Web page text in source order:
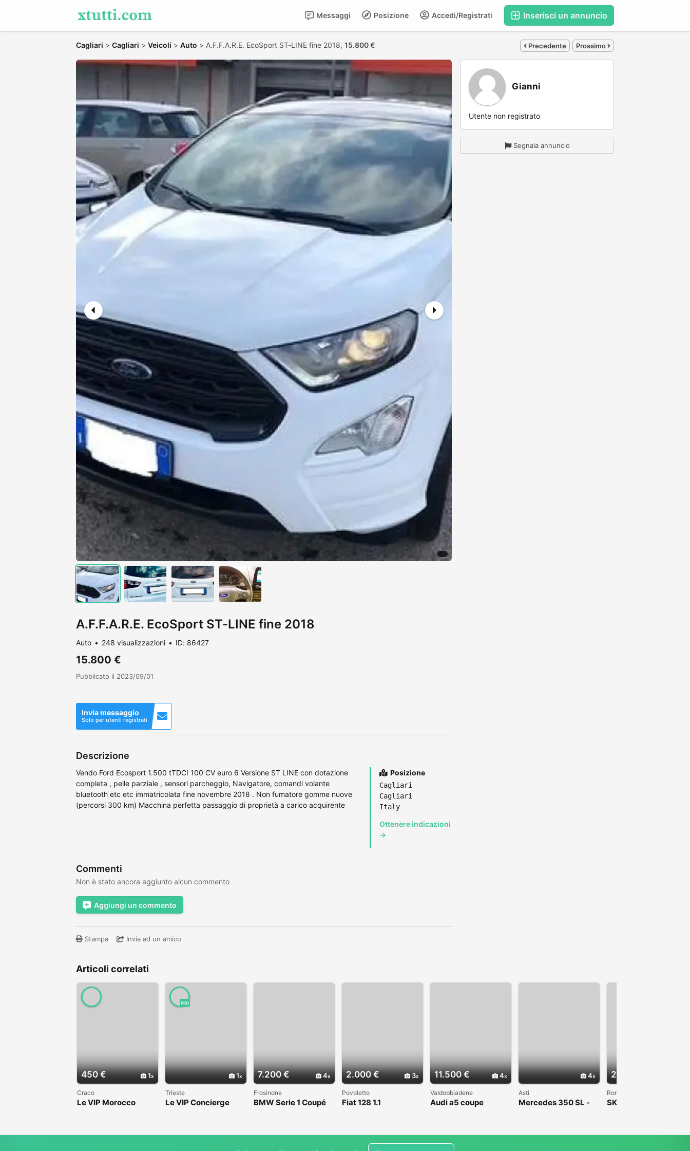
Inserisci un annuncio
Accedi/Registrati
Posizione
Messaggi
Cagliari > Cagliari > Veicoli > Auto > A.F.F.A.R.E. EcoSport ST-LINE fine 2018, 15.800 € Precedente Prossimo
A.F.F.A.R.E. EcoSport ST-LINE fine 2018
Auto 248 visualizzazioni ID: 86427
15.800 €
Pubblicato il 2023/09/01
Invia messaggio
Solo per utenti registrati
Descrizione
Vendo Ford Ecosport 1.500 tTDCI 100 CV euro 6 Versione ST LINE con dotazione
completa , pelle parziale , sensori parcheggio, Navigatore, comandi volante
bluetooth etc etc immatricolata fine novembre 2018 . Non fumatore gomme nuove
(percorsi 300 km) Macchina perfetta passaggio di proprietà a carico acquirente
Posizione
Cagliari
Cagliari
Italy
Ottenere indicazioni
→
Commenti
Non è stato ancora aggiunto alcun commento
Aggiungi un commento
Stampa Invia ad un amico
Gianni
Utente non registrato
Segnala annuncio
Articoli correlati
450 € 1
Craco
Le VIP Morocco
1
PRO
Trieste
Le VIP Concierge
7.200 € 4
Frosinone
BMW Serie 1 Coupé
2.000 € 3
Povoletto
Fiat 128 1.1
11.500 € 4
Valdobbiadene
Audi a5 coupe
4
Asti
Mercedes 350 SL -
2.500 €
Roma
SKODA Roomster 1.4